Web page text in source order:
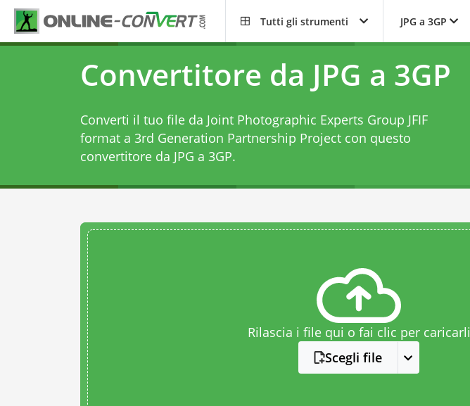
Tutti gli strumenti JPG a 3GP
Convertitore da JPG a 3GP
Converti il tuo file da Joint Photographic Experts Group JFIF
format a 3rd Generation Partnership Project con questo
convertitore da JPG a 3GP.
Rilascia i file qui o fai clic per caricarli
Scegli file